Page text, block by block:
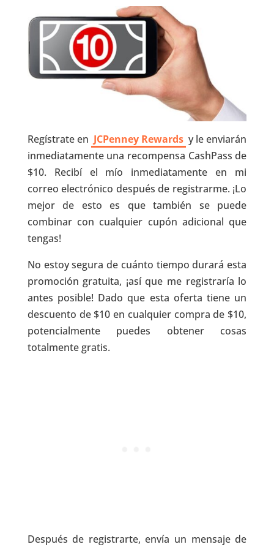
Regístrate en JCPenney Rewards y le enviarán
inmediatamente una recompensa CashPass de
$10. Recibí el mío inmediatamente en mi
correo electrónico después de registrarme. ¡Lo
mejor de esto es que también se puede
combinar con cualquier cupón adicional que
tengas!
No estoy segura de cuánto tiempo durará esta
promoción gratuita, ¡así que me registraría lo
antes posible! Dado que esta oferta tiene un
descuento de $10 en cualquier compra de $10,
potencialmente puedes obtener cosas
totalmente gratis.
Después de registrarte, envía un mensaje de